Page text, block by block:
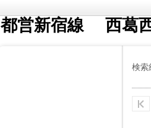
都営新宿線 西葛
検索